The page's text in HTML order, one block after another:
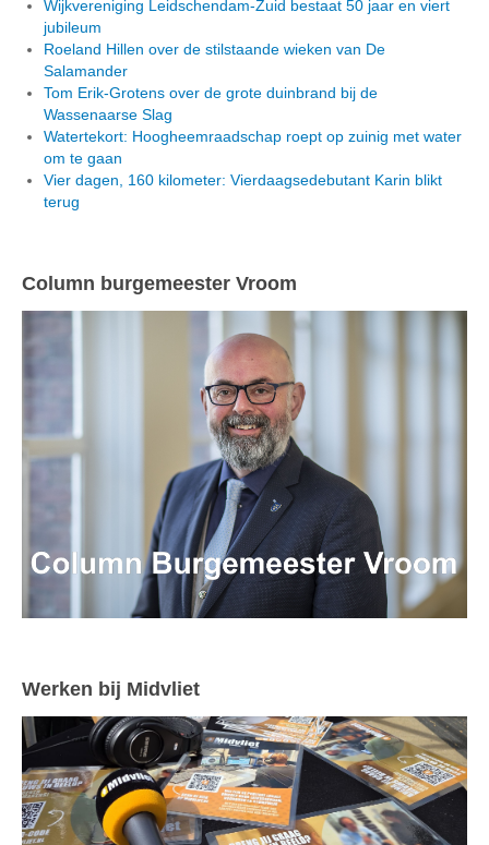
Wijkvereniging Leidschendam-Zuid bestaat 50 jaar en viert
jubileum
Roeland Hillen over de stilstaande wieken van De
Salamander
Tom Erik-Grotens over de grote duinbrand bij de
Wassenaarse Slag
Watertekort: Hoogheemraadschap roept op zuinig met water
om te gaan
Vier dagen, 160 kilometer: Vierdaagsedebutant Karin blikt
terug
Column burgemeester Vroom
Werken bij Midvliet